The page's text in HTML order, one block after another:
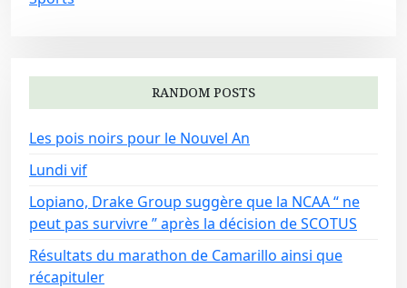
RANDOM POSTS
Les pois noirs pour le Nouvel An
Lundi vif
Lopiano, Drake Group suggère que la NCAA “ ne
peut pas survivre ” après la décision de SCOTUS
Résultats du marathon de Camarillo ainsi que
récapituler